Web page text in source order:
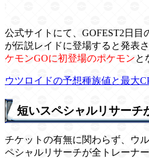
公式サイトにて、GOFEST2日目
が伝説レイドに登場すると発表さ
ケモンGOに初登場のポケモンと
ウツロイドの予想種族値と最大
短いスペシャルリサーチ
チケットの有無に関わらず、ウ
ペシャルリサーチが全トレーナ